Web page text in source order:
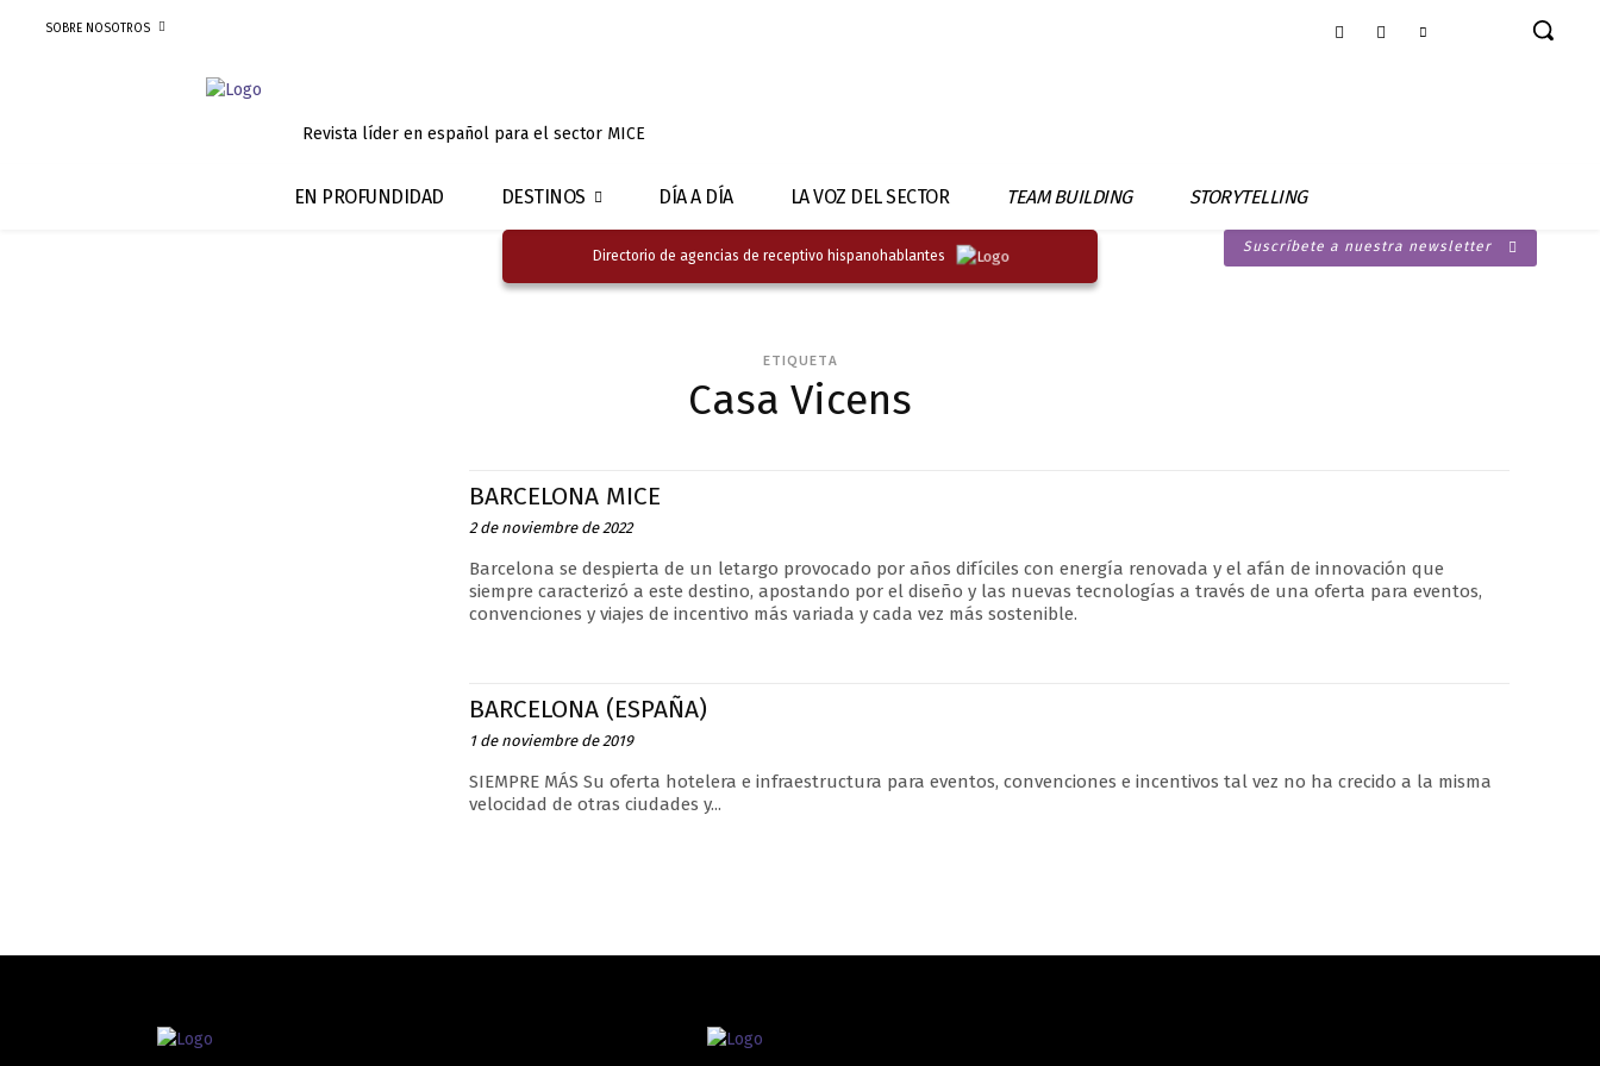
SOBRE NOSOTROS
Revista líder en español para el sector MICE
EN PROFUNDIDAD DESTINOS DÍA A DÍA LA VOZ DEL SECTOR TEAM BUILDING STORYTELLING
Directorio de agencias de receptivo hispanohablantes
Suscríbete a nuestra newsletter
ETIQUETA
Casa Vicens
BARCELONA MICE
2 de noviembre de 2022
Barcelona se despierta de un letargo provocado por años difíciles con energía renovada y el afán de innovación que
siempre caracterizó a este destino, apostando por el diseño y las nuevas tecnologías a través de una oferta para eventos,
convenciones y viajes de incentivo más variada y cada vez más sostenible.
BARCELONA (ESPAÑA)
1 de noviembre de 2019
SIEMPRE MÁS Su oferta hotelera e infraestructura para eventos, convenciones e incentivos tal vez no ha crecido a la misma
velocidad de otras ciudades y...